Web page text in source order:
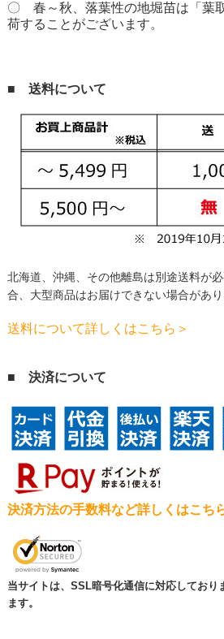
〇 春～秋、落葉性の地堀苗は「葉
荷することがございます。
■ 送料について
北海道、沖縄、その他離島は別途送料が必
合、大型商品はお届けできない場合があり
送料について詳しくはこちら＞
■ 決済について
決済方法の手数料など詳しくはこち
当サイトは、SSL暗号化通信に対応しており
ます。